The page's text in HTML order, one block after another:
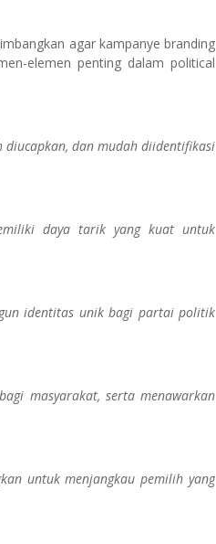
agar kampanye branding
elemen penting dalam political
dan mudah diidentifikasi
daya tarik yang kuat untuk
identitas unik bagi partai politik
masyarakat, serta menawarkan
untuk menjangkau pemilih yang